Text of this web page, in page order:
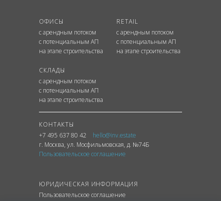
ОФИСЫ
с арендным потоком
с потенциальным АП
на этапе строительства
RETAIL
с арендным потоком
с потенциальным АП
на этапе строительства
СКЛАДЫ
с арендным потоком
с потенциальным АП
на этапе строительства
КОНТАКТЫ
+7 495 637 80 42
hello@inv.estate
г. Москва, ул. Мосфильмовская, д. №74Б
Пользовательское соглашение
ЮРИДИЧЕСКАЯ ИНФОРМАЦИЯ
Пользовательское соглашение